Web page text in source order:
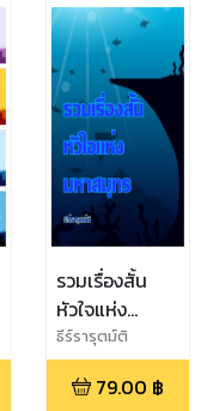
รวมเรื่องสั้น
หัวใจแห่ง
มหาสมุทร
ธีร์รารุตม์ติ
79.00 ฿